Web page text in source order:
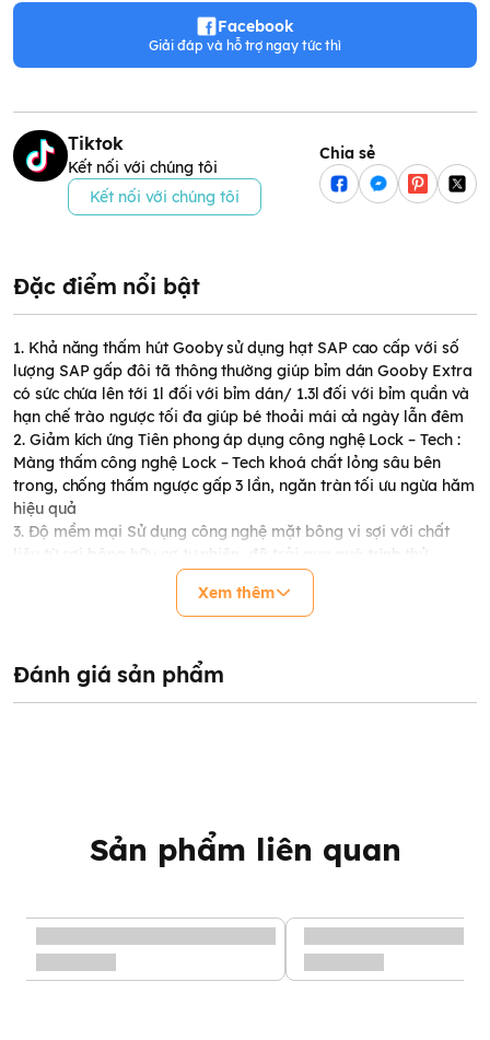
Facebook
Giải đáp và hỗ trợ ngay tức thì
Tiktok
Kết nối với chúng tôi
Kết nối với chúng tôi
Chia sẻ
Đặc điểm nổi bật
1. Khả năng thấm hút Gooby sử dụng hạt SAP cao cấp với số
lượng SAP gấp đôi tã thông thường giúp bỉm dán Gooby Extra
có sức chứa lên tới 1l đối với bỉm dán/ 1.3l đối với bỉm quần và
hạn chế trào ngược tối đa giúp bé thoải mái cả ngày lẫn đêm
2. Giảm kích ứng Tiên phong áp dụng công nghệ Lock – Tech :
Màng thấm công nghệ Lock – Tech khoá chất lỏng sâu bên
trong, chống thấm ngược gấp 3 lần, ngăn tràn tối ưu ngừa hăm
hiệu quả
3. Độ mềm mại Sử dụng công nghệ mặt bông vi sợi với chất
liệu từ sợi bông hữu cơ tự nhiên, đã trải qua quá trình thử
nghiệm và được xác nhận an toàn ngay cả trên da trẻ sơ sinh.
4. Thoáng mát Bề mặt vải sử dụng công nghệ mặt bông vi sợi
hơn khi bé sử dụng
5. Chất liệu Sử dụng công nghệ mặt bông vi sợi với chất liệu từ
7. Chống tràn Vách chống tràn cao 5cm giúp hạn chế tràn bỉm
nghiệm khô thoáng, không xô lệch vón cục.
9. Form Tăng 126% tiết diện lõi thấm hút so với bỉm thông
thường, giúp bé thoải mái khi sử dụng, Hạn chế tối đa tình
Xem thêm
Đánh giá sản phẩm
Sản phẩm liên quan